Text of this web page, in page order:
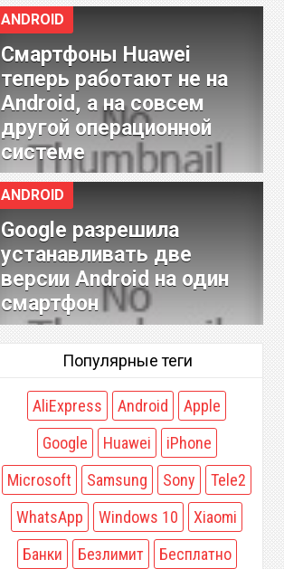
ANDROID
Смартфоны Huawei
теперь работают не на
Android, а на совсем
другой операционной
системе
ANDROID
Google разрешила
устанавливать две
версии Android на один
смартфон
Популярные теги
AliExpress Android
Apple
Google
Huawei
iPhone
Microsoft
Samsung Sony
Tele2
WhatsApp
Windows 10
Xiaomi
Банки
Безлимит
Бесплатно